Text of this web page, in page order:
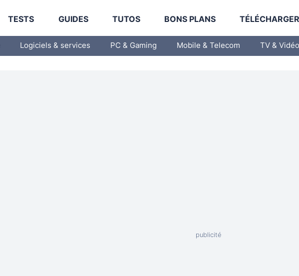
TESTS GUIDES TUTOS BONS PLANS
Logiciels & services PC & Gaming Mobile & Telecom TV & Vidéo